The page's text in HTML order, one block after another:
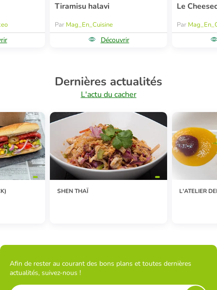
Tiramisu halavi
Par Mag_En_Cuisine
Découvrir
Le
Par
Dernières actualités
L'actu du cacher
SHEN THAÏ L'ATELIER
Afin de rester au courant des bons plans et toutes dernières
actualités, suivez-nous !